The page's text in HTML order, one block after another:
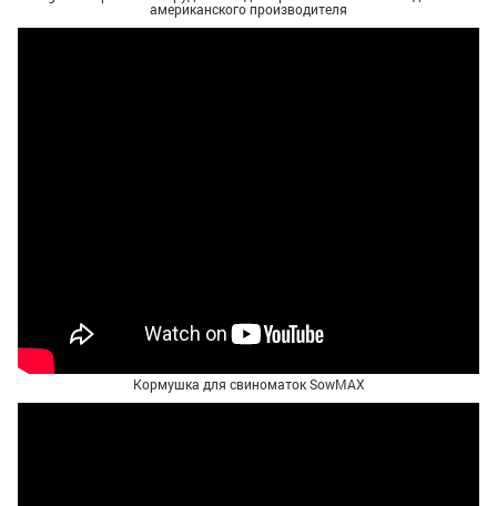
американского производителя
Кормушка для свиноматок SowMAX